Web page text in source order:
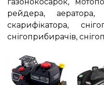
рейдера, аератора,
скарифікатора,
снігоприбирачів,